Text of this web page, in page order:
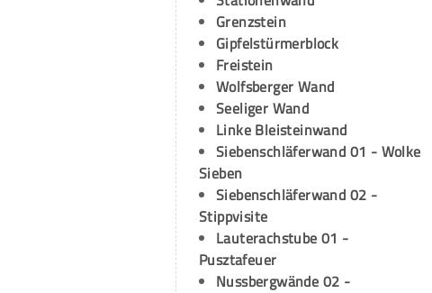
Grenzstein
Gipfelstürmerblock
Freistein
Wolfsberger Wand
Seeliger Wand
Linke Bleisteinwand
Siebenschläferwand 01 - Wolke
Sieben
Siebenschläferwand 02 -
Stippvisite
Lauterachstube 01 -
Pusztafeuer
Nussbergwände 02 -